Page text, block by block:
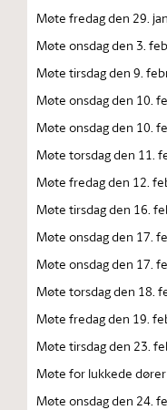
Møte fredag den 29.
Møte onsdag den 3.
Møte tirsdag den 9.
Møte onsdag den 10.
Møte onsdag den 10.
Møte torsdag den 11.
Møte fredag den 12.
Møte tirsdag den 16.
Møte onsdag den 17.
Møte onsdag den 17.
Møte torsdag den 18.
Møte fredag den 19.
Møte tirsdag den 23.
Møte for lukkede
Møte onsdag den 24.